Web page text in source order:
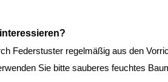
Federstuster regelmäßig aus den
Sie bitte sauberes feuchtes